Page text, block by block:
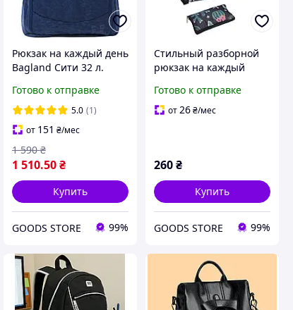
Рюкзак на каждый день
Bagland Сити 32 л.
Готово к отправке
5.0 (1)
от 151 ₴/мес
1 510.50 ₴
1 590 ₴
Купить
GOODS STORE 99%
Стильный разборной
рюкзак на каждый
кактусами 40х44см
Готово к отправке
от 26₴/мес
260₴
Купить
GOODS STORE 99%